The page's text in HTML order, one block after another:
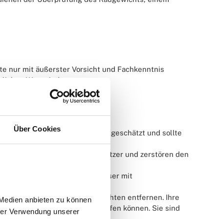
Über Cookies
anbieten zu können
Verwendung unserer
nur mit äußerster Vorsicht und Fachkenntnis
Wertminderung.
wird von Sammlern oft geschätzt und sollte
Pasten verursachen Mikrokratzer und zerstören den
Bad in destilliertem Wasser mit
aggressive Anlaufschichten entfernen. Ihre
die Münzoberfläche angreifen können. Sie sind